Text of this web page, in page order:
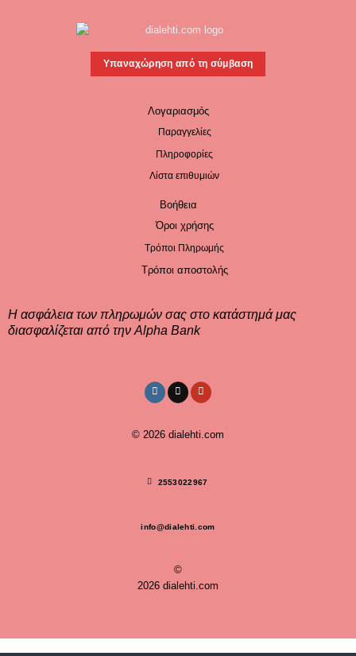
Υπαναχώρηση από τη σύμβαση
Λογαριασμός
Παραγγελίες
Πληροφορίες
Λίστα επιθυμιών
Βοήθεια
Όροι χρήσης
Τρόποι Πληρωμής
Τρόποι αποστολής
Η ασφάλεια των πληρωμών σας στο κατάστημά μας
διασφαλίζεται από την Alpha Bank
© 2026 dialehti.com
2553022967
info@dialehti.com
©
2026 dialehti.com